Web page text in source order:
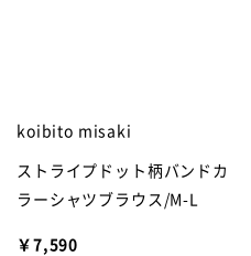
koibito misaki
ストライプドット柄バンドカ
ラーシャツブラウス/M-L
￥7,590